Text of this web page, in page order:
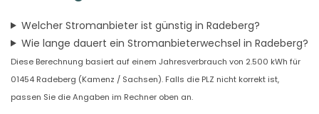
Welcher Stromanbieter ist günstig in Radeberg?
Wie lange dauert ein Stromanbieterwechsel in Radeberg?
Diese Berechnung basiert auf einem Jahresverbrauch von 2.500 kWh für
01454 Radeberg (Kamenz / Sachsen). Falls die PLZ nicht korrekt ist,
passen Sie die Angaben im Rechner oben an.